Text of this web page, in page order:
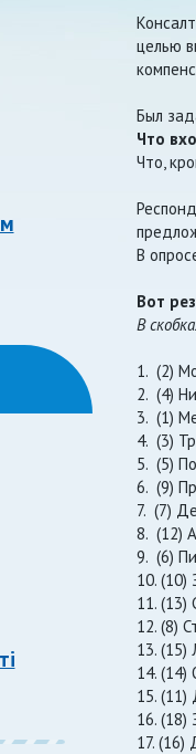
целью
Был
Что
Что,
В
Вот
В
1. (2)
2. (4)
3. (1)
4. (3)
5. (5)
6. (9)
7. (7)
8. (12)
9. (6)
10. (10)
11. (13)
12. (8)
13. (15)
14. (14)
15. (11)
16. (18)
17. (16)